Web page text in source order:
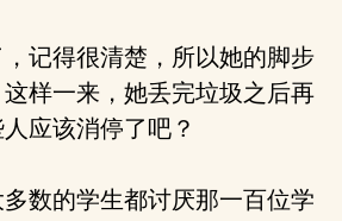
记得很清楚，所以她的脚步
样一来，她丢完垃圾之后再
应该消停了吧？
数的学生都讨厌那一百位学